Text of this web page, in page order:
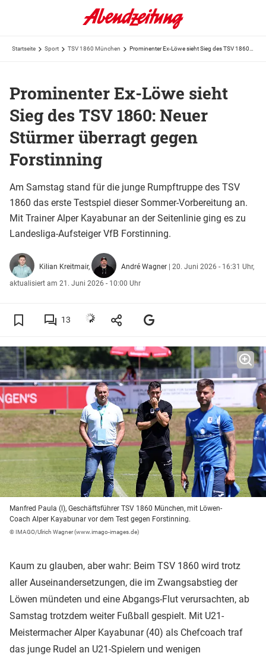
Startseite Sport TSV 1860 München
Prominenter Ex-Löwe sieht
Sieg des TSV 1860: Neuer
Stürmer überragt gegen
Forstinning
Am Samstag stand für die junge Rumpftruppe des TSV
1860 das erste Testspiel dieser Sommer-Vorbereitung an.
Mit Trainer Alper Kayabunar an der Seitenlinie ging es zu
Landesliga-Aufsteiger VfB Forstinning.
Kilian Kreitmair, André Wagner | 20. Juni 2026 - 16:31 Uhr,
aktualisiert am 21. Juni 2026 - 10:00 Uhr
13
Manfred Paula (l), Geschäftsführer TSV 1860 München, mit Löwen-
Coach Alper Kayabunar vor dem Test gegen Forstinning.
© IMAGO/Ulrich Wagner (www.imago-images.de)
Kaum zu glauben, aber wahr: Beim TSV 1860 wird trotz
aller Auseinandersetzungen, die im Zwangsabstieg der
Löwen mündeten und eine Abgangs-Flut verursachten, ab
Samstag trotzdem weiter Fußball gespielt. Mit U21-
Meistermacher Alper Kayabunar (40) als Chefcoach traf
das junge Rudel an U21-Spielern und wenigen